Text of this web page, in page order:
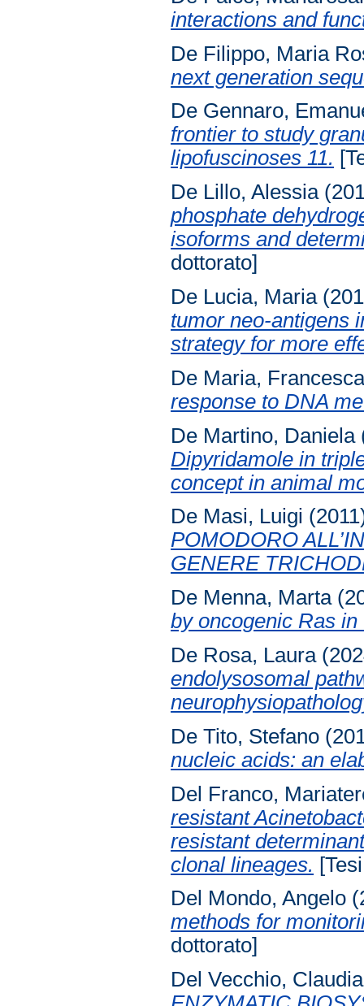
interactions and
De Filippo, Maria
next generation
De Gennaro,
frontier to study
lipofuscinoses 11.
De Lillo, Alessia
phosphate
isoforms and
dottorato]
De Lucia, Maria
tumor neo-antigens
strategy for more
De Maria,
response to DNA
De Martino, Daniela
Dipyridamole in
concept in animal
De Masi, Luigi
POMODORO
GENERE
De Menna, Marta
by oncogenic Ras
De Rosa, Laura
endolysosomal
De Tito, Stefano
nucleic acids: an
Del Franco,
resistant
resistant
clonal lineages.
Del Mondo, Angelo
methods for
dottorato]
Del Vecchio, Claudia